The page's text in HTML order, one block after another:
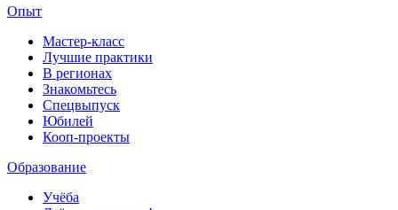
Опыт
Мастер-класс
Лучшие практики
В регионах
Знакомьтесь
Спецвыпуск
Юбилей
Кооп-проекты
Образование
Учёба